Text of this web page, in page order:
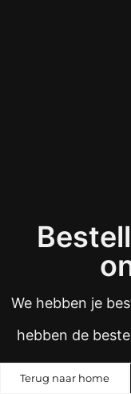
We hebben je
hebben de
Terug naar home